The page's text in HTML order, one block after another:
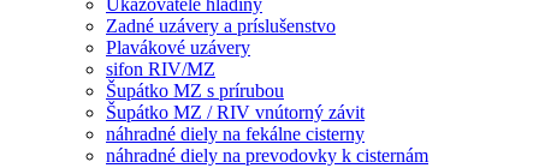
Ukazovatele hladiny
Zadné uzávery a príslušenstvo
Plavákové uzávery
sifon RIV/MZ
Šupátko MZ s prírubou
Šupátko MZ / RIV vnútorný závit
náhradné diely na fekálne cisterny
náhradné diely na prevodovky k cisternám